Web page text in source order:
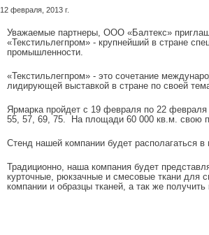
12 февраля, 2013 г.
Уважаемые партнеры, ООО «Балтекс»
«Текстильлегпром» - крупнейший в стране
промышленности.
«Текстильлегпром» - это сочетание
лидирующей выставкой в стране по своей
Ярмарка пройдет с 19 февраля по 22 февраля
55, 57, 69, 75. На площади 60 000 кв.м. свою
Стенд нашей компании будет располагаться
Традиционно, наша компания будет
курточные, рюкзачные и смесовые ткани для
компании и образцы тканей, а так же